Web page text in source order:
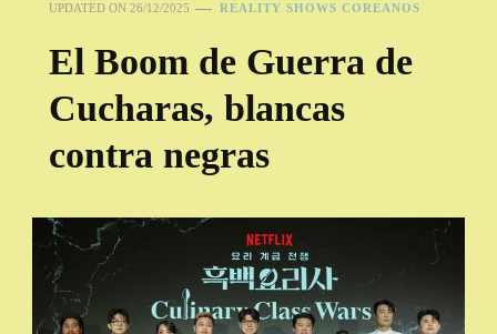
UPDATED ON 26/12/2025 REALITY SHOWS COREANOS
El Boom de Guerra de
Cucharas, blancas
contra negras